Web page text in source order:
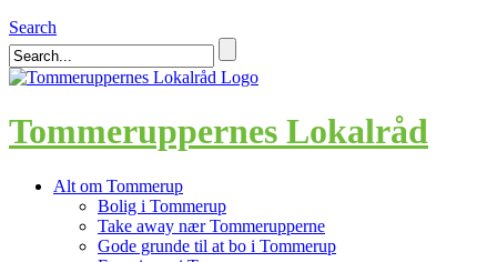
Search
Tommeruppernes Lokalråd
Alt om Tommerup
Bolig i Tommerup
Take away nær Tommerupperne
Gode grunde til at bo i Tommerup